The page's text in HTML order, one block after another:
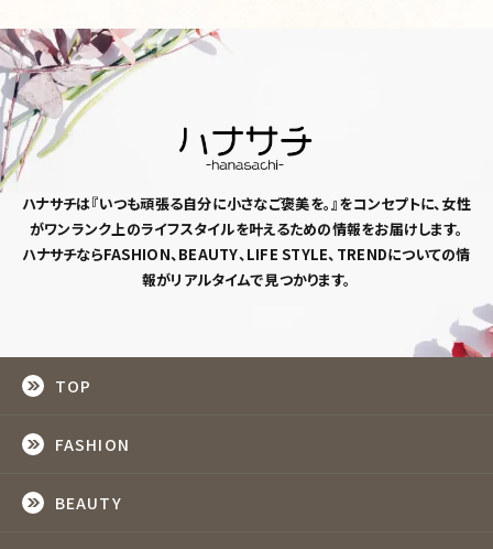
ハナサチは『いつも頑張る自分に小さなご褒美を。』をコンセプトに、女性
がワンランク上のライフスタイルを叶えるための情報をお届けします。
ハナサチならFASHION、BEAUTY、LIFE STYLE、TRENDについての情
報がリアルタイムで見つかります。
TOP
FASHION
BEAUTY